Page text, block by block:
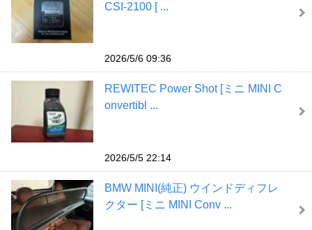
CSI-2100 [ ...
2026/5/6 09:36
REWITEC Power Shot [ミニ MINI C
onvertibl ...
2026/5/5 22:14
BMW MINI(純正) ウインドディフレ
クター [ミニ MINI Conv ...